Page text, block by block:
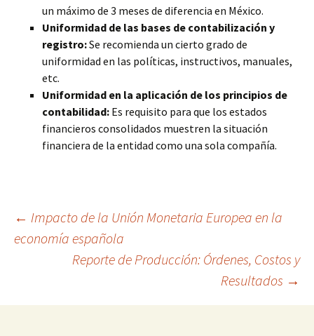
un máximo de 3 meses de diferencia en México.
Uniformidad de las bases de contabilización y
registro:Se recomienda un cierto grado de
uniformidad en las políticas, instructivos, manuales,
etc.
Uniformidad en la aplicación de los principios de
contabilidad: Es requisito para que los estados
financieros consolidados muestren la situación
financiera de la entidad como una sola compañía.
Navegación
entradas
← Impacto de la Unión Monetaria Europea en la
economía española
Reporte de Producción: Órdenes, Costos y
Resultados →